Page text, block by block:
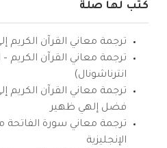
كتب لها صلة
ترجمة معاني القرآن الكريم
ترجمة معاني القرآن الكريم
انترناشونال)
ترجمة معاني القرآن الكريم
فضل إلهي ظهير
ترجمة معاني سورة الفاتحة
الإنجليزية